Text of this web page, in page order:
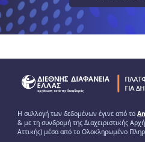
Η συλλογή των δεδομένων έγινε από το
& με τη συνδρομή της Διαχειριστικής
Αττικής) μέσα από το Ολοκληρωμένο